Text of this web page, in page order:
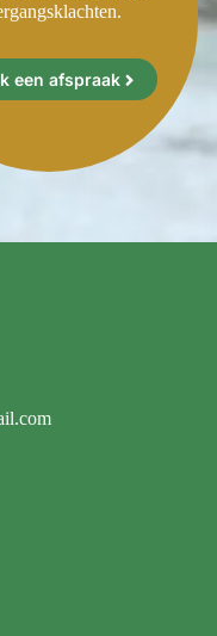
een afspraak